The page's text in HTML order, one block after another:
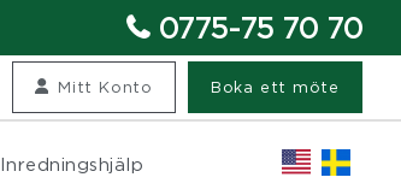
0775-75 70 70
Mitt Konto Boka ett möte
Inredningshjälp